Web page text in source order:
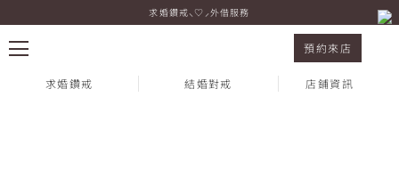
紀念鑽飾 Dizet 黃K金求婚鑽戒⸜♡⸝外借服務
預約來店
求婚鑽戒 結婚對戒 店鋪資訊